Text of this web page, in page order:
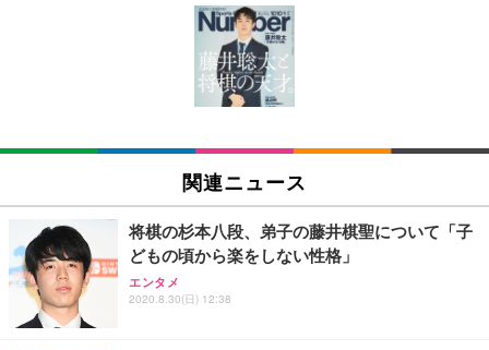
[EdoErgo] オフィスチェア 椅子 テレワーク 疲れな
い 跳ね上げ式アームレスト コンパクト 約105度ロッ
キング pc 事務椅子 360度回転 座面昇降 強化ナイロ
ン樹脂ベース 通気性メッシュ 在宅ワーク H-WY01
(黒網+黒枠+黒足)
SIHOO B100 オフィスチェア／デスクチェア メッシ
ュチェア 人間工学 疲れない ブラック
￥27,999
Sezlife オフィスチェア デスクチェア 疲れない テレ
ワーク チェア 強化バックレスト 30度ロッキング機
能 人間工学 椅子 腰サポート 90度跳ね上げ式アーム
EIZO ビジネス向けプレミアムモニター | FlexScan
EV3240X-WT | 31.5型4K UHD・USB Type-C・ホワ
EIZO ビジネス向けプレミアムモニター | FlexScan
￥109,572
【純正品】27"ゲーミングモニター DualSense 充電
フック付き（CFI-ZDM1J）
Amazonベーシック ペットシーツ 薄型 レギュラー 1
回使い捨て 無香料 ホワイト 300枚
Amazonベーシック ペットシーツ 厚型 ワイド 42枚
x2袋(84枚) ホワイト(吸収面:ライトブルー)
￥3,234
ネオ・ルーライフ ネオ・オムツ L 中型犬用 26枚入
り 単品
関連ニュース
将棋の杉本八段、弟子の藤井棋聖について「子
どもの頃から楽をしない性格」
エンタメ
2020.8.30(日) 12:38